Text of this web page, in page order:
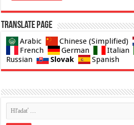
Translate page
Arabic Chinese (Simplified)
French
German Italian
Russian
Slovak Spanish